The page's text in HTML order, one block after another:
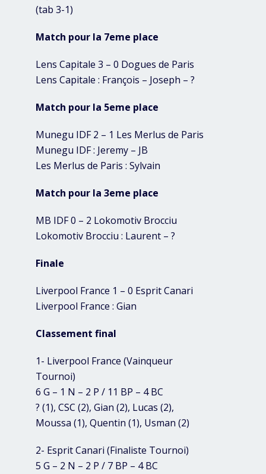
(tab 3-1)
Match pour la 7eme place
Lens Capitale 3 – 0 Dogues de Paris
Lens Capitale : François – Joseph – ?
Match pour la 5eme place
Munegu IDF 2 – 1 Les Merlus de Paris
Munegu IDF : Jeremy – JB
Les Merlus de Paris : Sylvain
Match pour la 3eme place
MB IDF 0 – 2 Lokomotiv Brocciu
Lokomotiv Brocciu : Laurent – ?
Finale
Liverpool France 1 – 0 Esprit Canari
Liverpool France : Gian
Classement final
1- Liverpool France (Vainqueur
Tournoi)
6 G – 1 N – 2 P / 11 BP – 4 BC
? (1), CSC (2), Gian (2), Lucas (2),
Moussa (1), Quentin (1), Usman (2)
2- Esprit Canari (Finaliste Tournoi)
5 G – 2 N – 2 P / 7 BP – 4 BC